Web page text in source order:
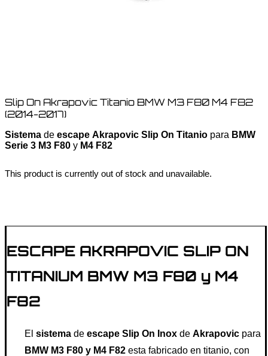
Slip On Akrapovic Titanio BMW M3 F80 M4 F82
(2014-2017)
Sistema de escape Akrapovic Slip On Titanio para BMW
Serie 3 M3 F80 y M4 F82
This product is currently out of stock and unavailable.
ESCAPE AKRAPOVIC SLIP ON
TITANIUM BMW M3 F80 y M4
F82
El sistema de escape Slip On Inox de Akrapovic para
BMW M3 F80 y M4 F82 esta fabricado en titanio, con